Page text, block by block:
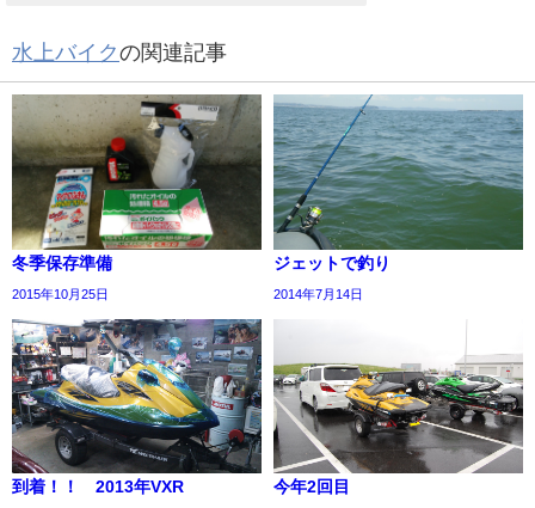
水上バイクの関連記事
冬季保存準備
2015年10月25日
ジェットで釣り
2014年7月14日
到着！！ 2013年VXR 今年2回目